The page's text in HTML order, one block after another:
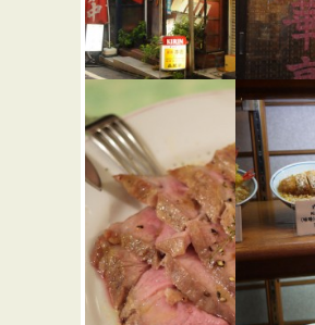
さつき
バー・居酒屋
品華亭
中華